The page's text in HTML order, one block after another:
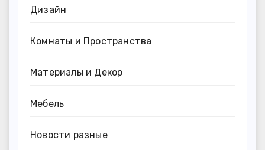
Дизайн
Комнаты и Пространства
Материалы и Декор
Мебель
Новости разные